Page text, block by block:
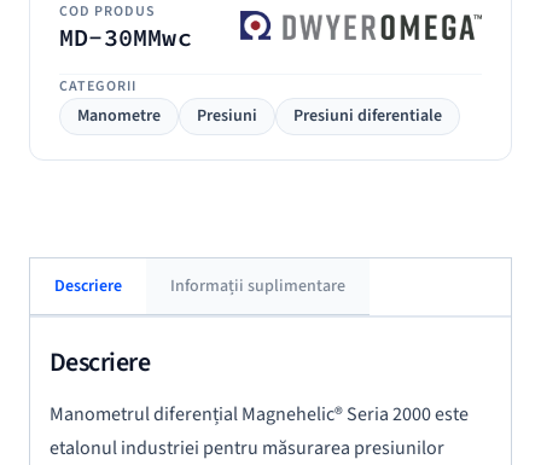
COD PRODUS
MD-30MMwc
CATEGORII
Manometre Presiuni Presiuni diferentiale
Descriere Informații suplimentare
Descriere
Manometrul diferențial Magnehelic® Seria 2000 este
etalonul industriei pentru măsurarea presiunilor